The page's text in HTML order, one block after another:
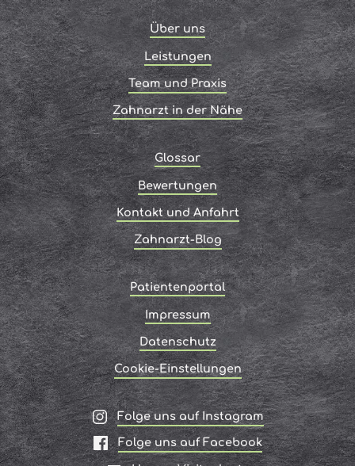
Über uns
Leistungen
Team und Praxis
Zahnarzt in der Nähe
Glossar
Bewertungen
Kontakt und Anfahrt
Zahnarzt-Blog
Patientenportal
Impressum
Datenschutz
Cookie-Einstellungen
Folge uns auf Instagram
Folge uns auf Facebook